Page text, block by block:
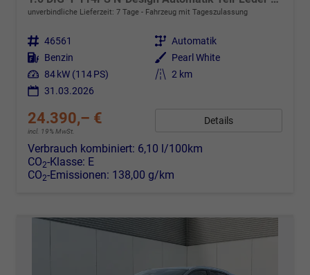
unverbindliche Lieferzeit: 7 Tage Fahrzeug mit Tageszulassung
Fahrzeugnr. 46561 Getriebe Automatik
Kraftstoff Benzin Außenfarbe
Pearl White
Leistung 84 kW (114 PS) Kilometerstand 2 km
31.03.2026
24.390,– €
incl. 19% MwSt.
Details
Verbrauch kombiniert: 6,10 l/100km
CO2-Klasse: E
CO2-Emissionen: 138,00 g/km